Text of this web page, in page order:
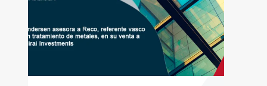
estrategia española de IA soberana
articulada en torno a ALIA.